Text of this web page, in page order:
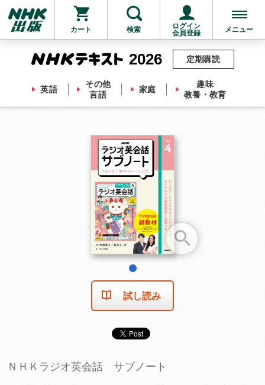
カート 検索
ログイン
会員登録
メニュー
2026
英語
その他
言語
家庭
趣味
教養・教育
定期購読
他にも商品を買う
試し読み
ＮＨＫラジオ英会話 サブノート